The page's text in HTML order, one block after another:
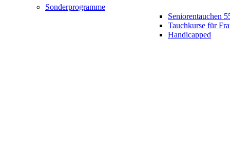
Sonderprogramme
Seniorentauchen
Tauchkurse für
Handicapped